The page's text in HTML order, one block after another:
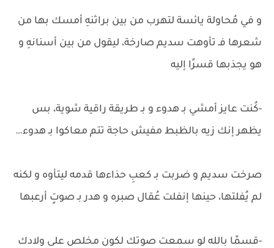
و في مُحاولة يائسة لتهرب من بين براثنهِ أمسك بها من
شعرها فـ تأوهت سديم صارخة، ليقول من بين أسنانهِ و
هو يجذبها قسرًا إليه
-كُنت عايز أمشي بـ هدوء و بـ طريقة راقية شوية، بس
يظهر إنك زيه بالظبط مفيش حاجة تتم معاكوا بـ هدوء…
صرخت سديم و ضربت بـ كعبِ حذاءها قدمه ليتأوه و لكنه
لم يُفلتها، حينها إنفلت عُقال صبره و هدر بـ صوتٍ أرعبها
-قسمًا بالله لو سمعت صوتك لكون مخلص على ولادك